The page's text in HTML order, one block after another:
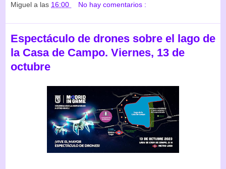
Miguel a las 16:00 No hay comentarios :
Espectáculo de drones sobre el lago de
la Casa de Campo. Viernes, 13 de
octubre